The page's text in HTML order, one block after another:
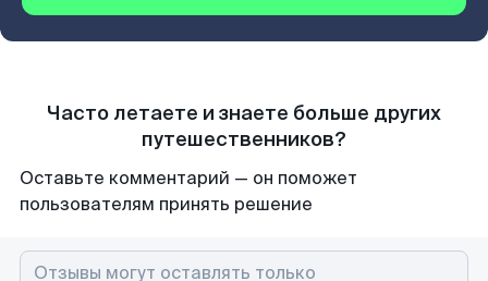
Часто летаете и знаете больше других
путешественников?
Оставьте комментарий — он поможет
пользователям принять решение